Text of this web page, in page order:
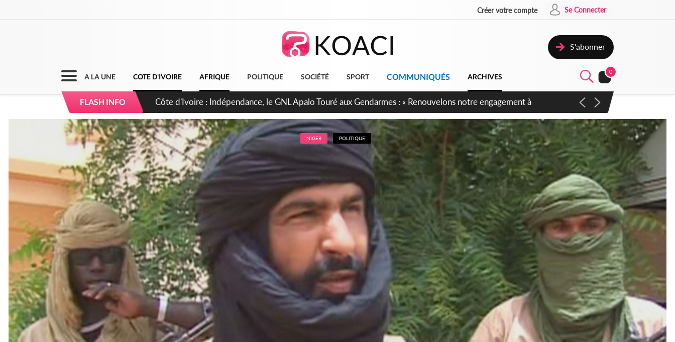
Créer votre compte Se Connecter
S'abonner
A LA UNE COTE D'IVOIRE AFRIQUE POLITIQUE SOCIÉTÉ SPORT COMMUNIQUÉS ARCHIVES
0
FLASH INFO
Sierra Leone : Un projet de réforme constitutionnelle en gestation, points clés des amendements, un exclu
d'avance
NIGER POLITIQUE